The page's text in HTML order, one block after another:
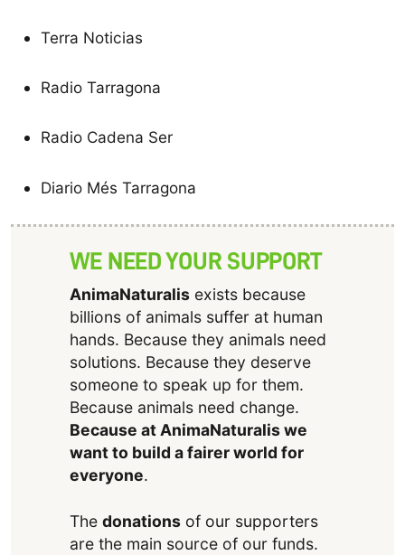
Terra Noticias
Radio Tarragona
Radio Cadena Ser
Diario Més Tarragona
WE NEED YOUR SUPPORT
AnimaNaturalisexists because
billions of animals suffer at human
hands. Because they animals need
solutions. Because they deserve
someone to speak up for them.
Because animals need change.
Because at AnimaNaturalis we
want to build a fairer world for
everyone.
The donationsof our supporters
are the main source of our funds.